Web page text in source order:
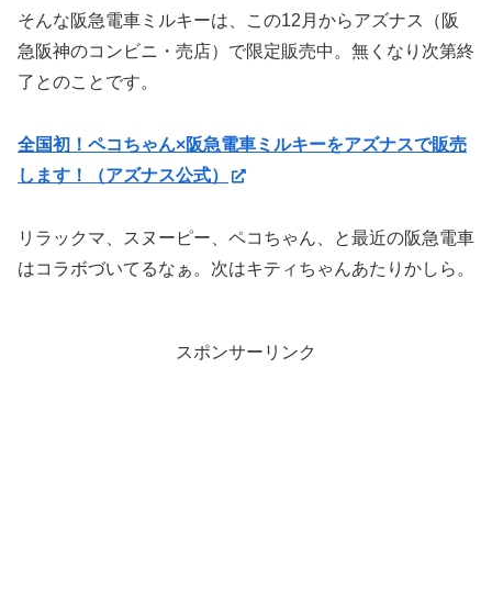
そんな阪急電車ミルキーは、この12月からアズナス（阪
急阪神のコンビニ・売店）で限定販売中。無くなり次第終
了とのことです。
全国初！ペコちゃん×阪急電車ミルキーをアズナスで販売
します！（アズナス公式）
リラックマ、スヌーピー、ペコちゃん、と最近の阪急電車
はコラボづいてるなぁ。次はキティちゃんあたりかしら。
スポンサーリンク